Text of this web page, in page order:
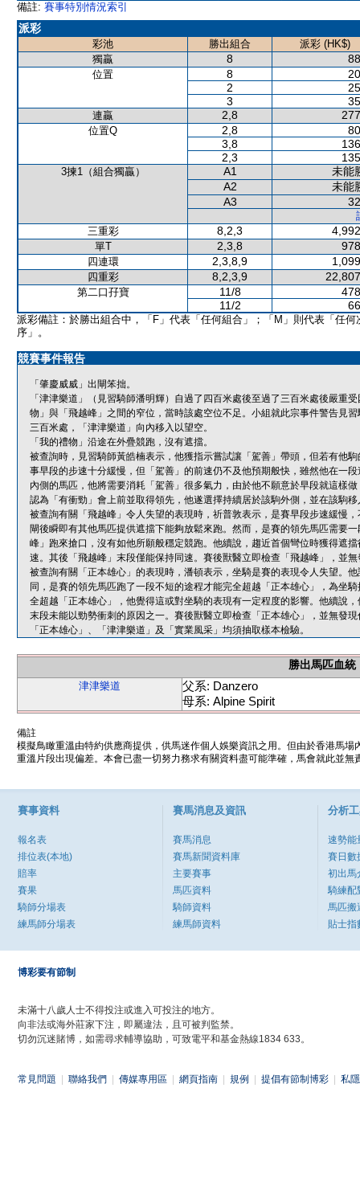
備註: 賽事特別情況索引
派彩
彩池 勝出組合
派彩 (HK$)
獨贏
8
位置 8
2
3
連贏 2,8
位置Q 2,8
3,8
2,3
3揀1（組合獨贏） A1
未能
A2
未能
A3
三重彩
8,2,3
單T 2,3,8
四連環 2,3,8,9
四重彩 8,2,3,9
第二口孖寶 11/8
11/2
派彩備註：於勝出組合中，「F」代表「任何組合」；「M」則代表「任何
序」。
競賽事件報告
「肇慶威威」出閘笨拙。
「津津樂道」（見習騎師潘明輝）自過了四百米處後至過了三百米處後嚴重
物」與「飛越峰」之間的窄位，當時該處空位不足。小組就此宗事件警告見
三百米處，「津津樂道」向內移入以望空。
「我的禮物」沿途在外疊競跑，沒有遮擋。
被查詢時，見習騎師黃皓楠表示，他獲指示嘗試讓「駕善」帶頭，但若有他
事早段的步速十分緩慢，但「駕善」的前速仍不及他預期般快，雖然他在一
內側的馬匹，他將需要消耗「駕善」很多氣力，由於他不願意於早段就這樣
認為「有衝勁」會上前並取得領先，他遂選擇持續居於該駒外側，並在該駒
被查詢有關「飛越峰」令人失望的表現時，祈普敦表示，是賽早段步速緩慢
閘後瞬即有其他馬匹提供遮擋下能夠放鬆來跑。然而，是賽的領先馬匹需要
峰」跑來搶口，沒有如他所願般穩定競跑。他續說，趨近首個彎位時獲得遮
速。其後「飛越峰」末段僅能保持同速。賽後獸醫立即檢查「飛越峰」，並
被查詢有關「正本雄心」的表現時，潘頓表示，坐騎是賽的表現令人失望。
同，是賽的領先馬匹跑了一段不短的途程才能完全超越「正本雄心」，為坐
全超越「正本雄心」，他覺得這或對坐騎的表現有一定程度的影響。他續說
末段未能以勁勢衝刺的原因之一。賽後獸醫立即檢查「正本雄心」，並無發
「正本雄心」、「津津樂道」及「實業風采」均須抽取樣本檢驗。
勝出馬匹血統
津津樂道
父系: Danzero
母系: Alpine Spirit
備註
模擬鳥瞰重溫由特約供應商提供，供馬迷作個人娛樂資訊之用。但由於香港馬
重溫片段出現偏差。本會已盡一切努力務求有關資料盡可能準確，馬會就此並
賽事資料
報名表
排位表(本地)
賠率
賽果
騎師分場表
練馬師分場表
賽馬消息及資訊
賽馬消息
賽馬新聞資料庫
主要賽事
馬匹資料
騎師資料
練馬師資料
分析
速勢能
賽日數
初出馬
騎練配
馬匹搬
貼士指
博彩要有節制
未滿十八歲人士不得投注或進入可投注的地方。
向非法或海外莊家下注，即屬違法，且可被判監禁。
切勿沉迷賭博，如需尋求輔導協助，可致電平和基金熱線1834 633。
常見問題 聯絡我們 傳媒專用區 網頁指南 規例 提倡有節制博彩 私